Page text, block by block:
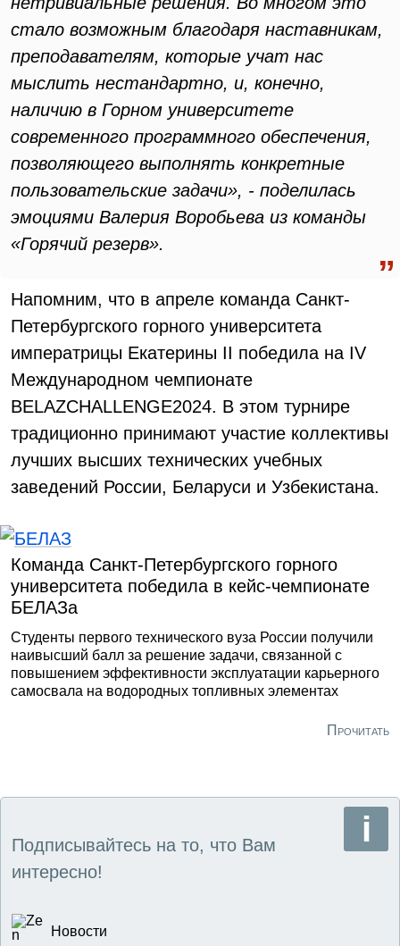
стало возможным благодаря наставникам,
преподавателям, которые учат нас
мыслить нестандартно, и, конечно,
наличию в Горном университете
современного программного обеспечения,
позволяющего выполнять конкретные
пользовательские задачи», - поделилась
эмоциями Валерия Воробьева из команды
«Горячий резерв».
Напомним, что в апреле команда Санкт-
Петербургского горного университета
императрицы Екатерины II победила на IV
Международном чемпионате
BELAZCHALLENGE2024. В этом турнире
традиционно принимают участие коллективы
лучших высших технических учебных
заведений России, Беларуси и Узбекистана.
Команда Санкт-Петербургского горного
университета победила в кейс-чемпионате
БЕЛАЗа
Студенты первого технического вуза России получили
наивысший балл за решение задачи, связанной с
повышением эффективности эксплуатации карьерного
самосвала на водородных топливных элементах
Прочитать
Подписывайтесь на то, что Вам
интересно!
Новости